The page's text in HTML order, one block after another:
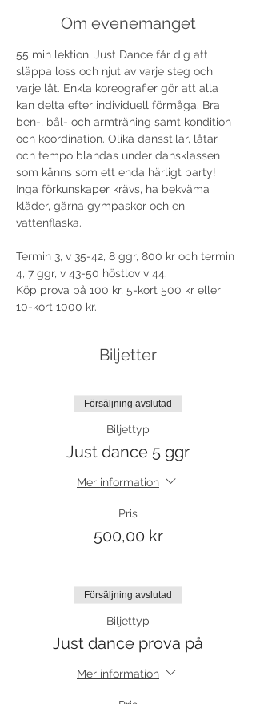
Om evenemanget
55 min lektion. Just Dance får dig att
släppa loss och njut av varje steg och
varje låt. Enkla koreografier gör att alla
kan delta efter individuell förmåga. Bra
ben-, bål- och armträning samt kondition
och koordination. Olika dansstilar, låtar
och tempo blandas under dansklassen
som känns som ett enda härligt party!
Inga förkunskaper krävs, ha bekväma
kläder, gärna gympaskor och en
vattenflaska.
Termin 3, v 35-42, 8 ggr, 800 kr och termin
4, 7 ggr, v 43-50 höstlov v 44.
Köp prova på 100 kr, 5-kort 500 kr eller
10-kort 1000 kr.
Biljetter
Försäljning avslutad
Biljettyp
Just dance 5 ggr
Mer information
Pris
500,00 kr
Försäljning avslutad
Biljettyp
Just dance prova på
Mer information